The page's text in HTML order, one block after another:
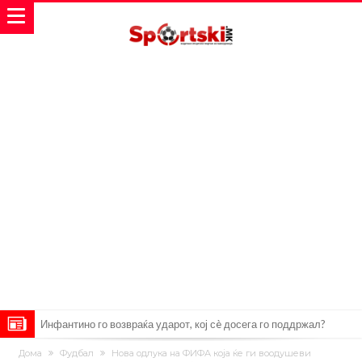
Реал потроши повеќе од 200 милиони евра, но не го затвора
Дома Фудбал
Нова одлука на ФИФА која ќе ги воодушеви